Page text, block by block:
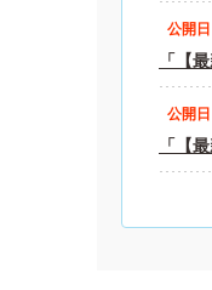
公開
「【
公開
「【